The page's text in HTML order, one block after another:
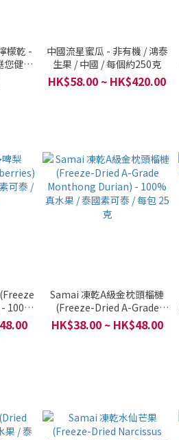
檬乾 -
(30
中國流星蜜瓜 - 非有機 / 鴻泰
生果 / 中國 / 每個約250克
HK$58.00 ~ HK$420.00
100%
包 25
Samai 凍乾A級金枕頭榴槤
(Freeze-Dried A-Grade
Monthong Durian) - 100%
真水果 / 泰國素可泰 / 每包 25
HK$38.00 ~ HK$48.00